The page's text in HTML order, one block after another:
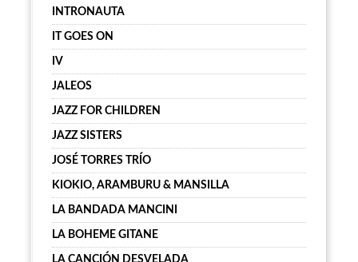
INTRONAUTA
IT GOES ON
IV
JALEOS
JAZZ FOR CHILDREN
JAZZ SISTERS
JOSÉ TORRES TRÍO
KIOKIO, ARAMBURU & MANSILLA
LA BANDADA MANCINI
LA BOHEME GITANE
LA CANCIÓN DESVELADA